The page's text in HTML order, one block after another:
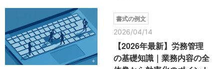
書式の例文
2026/04/14
【2026年最新】労務管理
の基礎知識｜業務内容の全